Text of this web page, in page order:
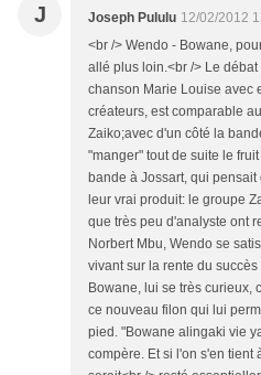
J Joseph Pululu 12/02/2012
<br /> Wendo - Bowane,
allé plus loin.<br /> Le
chanson Marie Louise avec
créateurs, est comparable
Zaiko;avec d'un côté la
"manger" tout de suite le
bande à Jossart, qui
leur vrai produit: le groupe
que très peu d'analyste ont
Norbert Mbu, Wendo se
vivant sur la rente du
Bowane, lui se très curieux,
ce nouveau filon qui lui
pied. "Bowane alingaki vie
compère. Et si l'on s'en tient